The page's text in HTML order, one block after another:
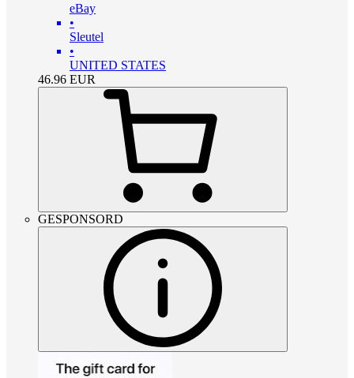
eBay
•
Sleutel
•
UNITED STATES
46.96 EUR
GESPONSORD